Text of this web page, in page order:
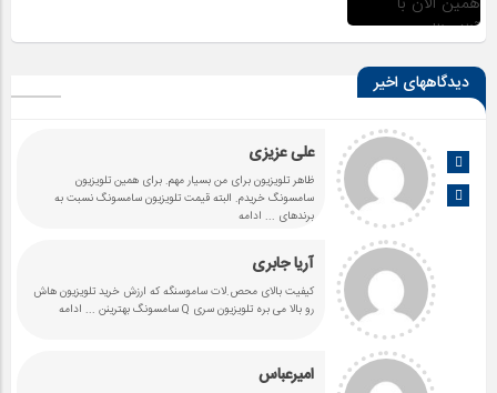
دیدگاههای اخیر
علی عزیزی
ظاهر تلویزیون برای من بسیار مهم. برای همین تلویزیون
سامسونگ خریدم. البته قیمت تلویزیون سامسونگ نسبت به
برندهای ... ادامه
آریا جابری
کیفیت بالای محص.لات ساموسنگه که ارزش خرید تلویزیون هاش
رو بالا می بره تلویزیون سری Q سامسونگ بهترینن
... ادامه
امیرعباس